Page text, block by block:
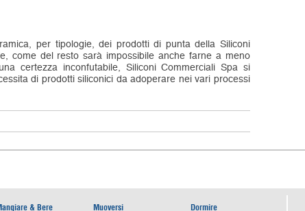
per tipologie, dei prodotti di punta della Siliconi
come del resto sarà impossibile anche farne a meno
certezza inconfutabile, Siliconi Commerciali Spa si
di prodotti siliconici da adoperare nei vari processi
& Bere Muoversi Dormire